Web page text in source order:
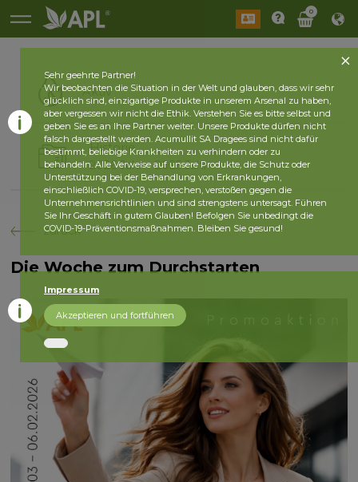
0
Aktiv
Historie
2026 Jahr 2025 Jahr
zurück
Die Woche zum Durchstarten
Sehr geehrte Partner!
Wir beobachten die Situation in der Welt und glauben, dass wir sehr
glücklich sind, einzigartige Produkte in unserem Arsenal zu haben,
aber vergessen wir nicht die Ethik. Verstehen Sie es bitte selbst und
geben Sie es an Ihre Partner weiter. Unsere Produkte dürfen nicht
falsch dargestellt werden. Acumullit SA Dragees sind nicht dafür
bestimmt, beliebige Krankheiten zu verhindern oder zu
behandeln. Alle Verweise auf unsere Produkte, die Schutz oder
Unterstützung bei der Behandlung von Erkrankungen,
einschließlich COVID-19, versprechen, verstoßen gegen die
Unternehmensrichtlinien und sind strengstens untersagt. Führen
Sie Ihr Geschäft in gutem Glauben! Befolgen Sie unbedingt die
COVID-19-Präventionsmaßnahmen. Bleiben Sie gesund!
Impressum
Akzeptieren und fortführen